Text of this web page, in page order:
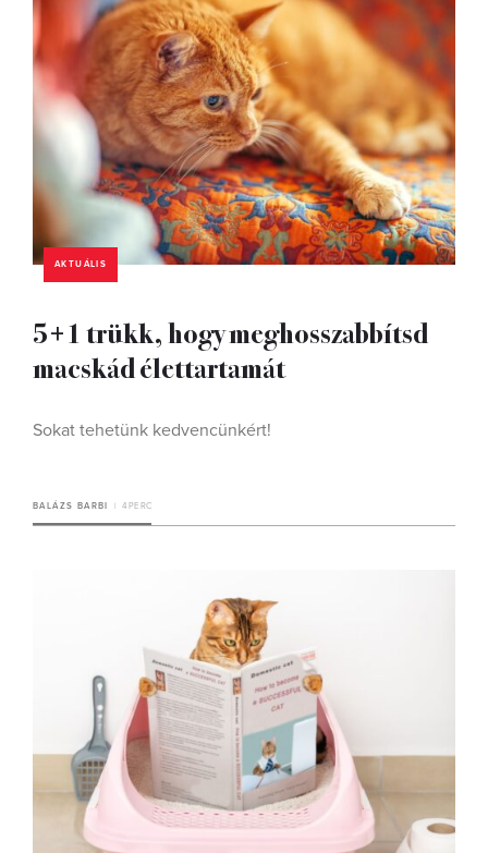
AKTUÁLIS
5+1 trükk, hogy meghosszabbítsd
macskád élettartamát
Sokat tehetünk kedvencünkért!
BALÁZS BARBI 4 PERC